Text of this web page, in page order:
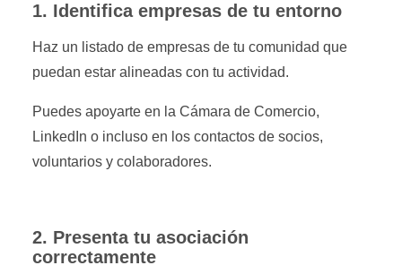
1. Identifica empresas de tu entorno
Haz un listado de empresas de tu comunidad que
puedan estar alineadas con tu actividad.
Puedes apoyarte en la Cámara de Comercio,
LinkedIn o incluso en los contactos de socios,
voluntarios y colaboradores.
2. Presenta tu asociación
correctamente